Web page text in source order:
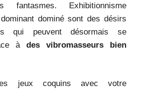
fantasmes. Exhibitionnisme
dominé sont des désirs
qui peuvent désormais se
à des vibromasseurs bien
jeux coquins avec votre